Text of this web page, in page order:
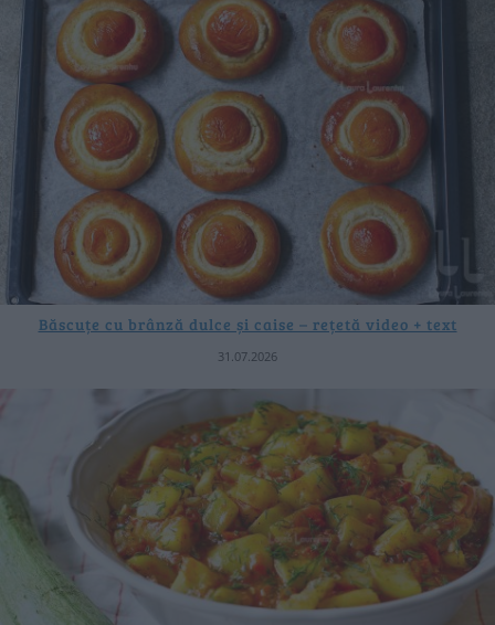
Băscuțe cu brânză dulce și caise – rețetă video + text
31.07.2026